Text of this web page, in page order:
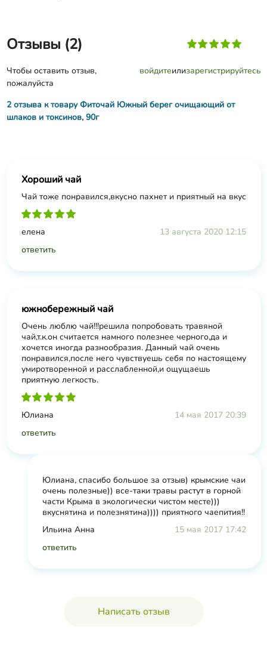
Отзывы (2)
Чтобы оставить отзыв,
пожалуйста
войдитеилизарегистрируйтесь
2 отзыва к товару Фиточай Южный берег очищающий от
шлаков и токсинов, 90г
Хороший чай
Чай тоже понравился,вкусно пахнет и приятный на вкус
елена
13 августа 2020 12:15
ответить
южнобережный чай
Очень люблю чай!!!решила попробовать травяной
чай,т.к.он считается намного полезнее черного,да и
хочется иногда разнообразия. Данный чай очень
понравился,после него чувствуешь себя по настоящему
умиротворенной и расслабленной,и ощущаешь
приятную легкость.
Юлиана
14 мая 2017 20:39
ответить
Юлиана, спасибо большое за отзыв) крымские чаи
очень полезные)) все-таки травы растут в горной
части Крыма в экологически чистом месте)))
вкуснятина и полезнятина)))) приятного чаепития!!
Ильина Анна
15 мая 2017 17:42
ответить
Написать отзыв